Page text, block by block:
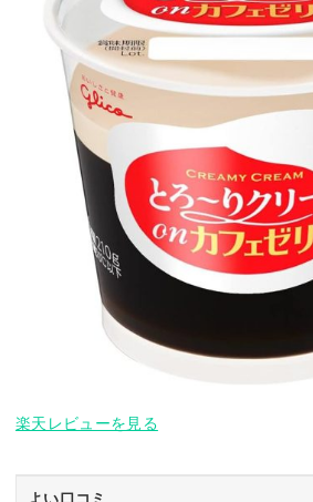
楽天レビューを見る